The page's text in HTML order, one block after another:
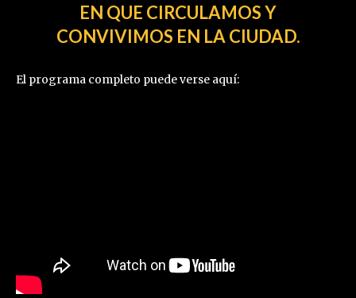
EN QUE CIRCULAMOS Y
CONVIVIMOS EN LA CIUDAD.
El programa completo puede verse aquí: